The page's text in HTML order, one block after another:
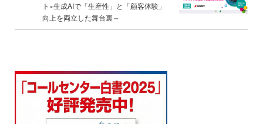
ト×生成AIで「生産性」と「顧客体験」
向上を両立した舞台裏～